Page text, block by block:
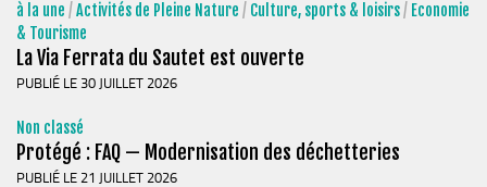
Les compétences
Le Conseil Communautaire
La CCM recrute
Publications
à la une /Activités de Pleine Nature / Culture, sports & loisirs/ Economie
& Tourisme
La Via Ferrata du Sautet est ouverte
PUBLIÉ LE 30 JUILLET 2026
Non classé
Protégé : FAQ — Modernisation des déchetteries
PUBLIÉ LE 21 JUILLET 2026